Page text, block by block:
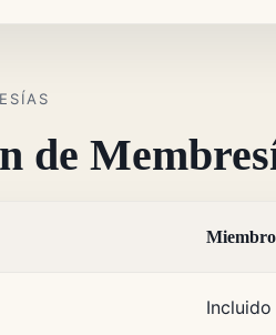
de
Incluido